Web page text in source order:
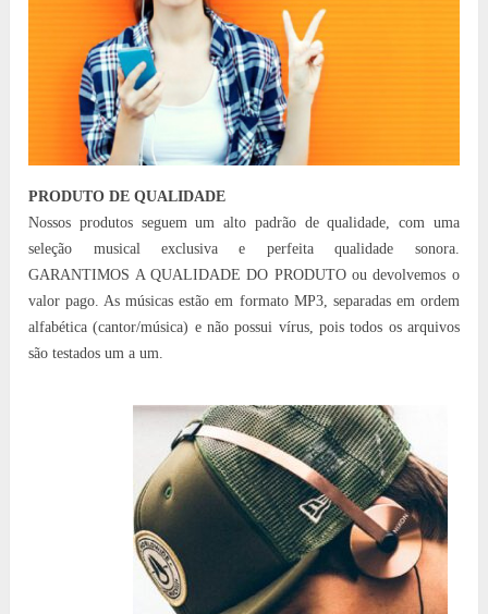
PRODUTO DE QUALIDADE
Nossos produtos seguem um alto padrão de qualidade, com uma
seleção musical exclusiva e perfeita qualidade sonora.
GARANTIMOS A QUALIDADE DO PRODUTO ou devolvemos o
valor pago. As músicas estão em formato MP3, separadas em ordem
alfabética (cantor/música) e não possui vírus, pois todos os arquivos
são testados um a um.